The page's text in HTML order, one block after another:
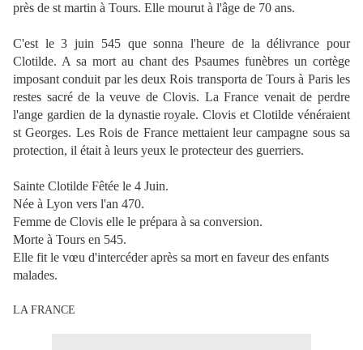
près de st martin à Tours. Elle mourut à l'âge de 70 ans.
C'est le 3 juin 545 que sonna l'heure de la délivrance pour
Clotilde. A sa mort au chant des Psaumes funèbres un cortège
imposant conduit par les deux Rois transporta de Tours à Paris les
restes sacré de la veuve de Clovis. La France venait de perdre
l'ange gardien de la dynastie royale. Clovis et Clotilde vénéraient
st Georges. Les Rois de France mettaient leur campagne sous sa
protection, il était à leurs yeux le protecteur des guerriers.
Sainte Clotilde Fêtée le 4 Juin.
Née à Lyon vers l'an 470.
Femme de Clovis elle le prépara à sa conversion.
Morte à Tours en 545.
Elle fit le vœu d'intercéder après sa mort en faveur des enfants
malades.
LA FRANCE